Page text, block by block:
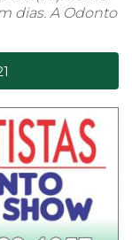
dias. A Odonto